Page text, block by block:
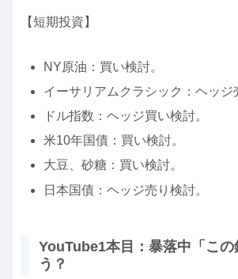
【短期投資】
NY原油：買い検討。
イーサリアムクラシック：ヘッジ
ドル指数：ヘッジ買い検討。
米10年国債：買い検討。
大豆、砂糖：買い検討。
日本国債：ヘッジ売り検討。
YouTube1本目：暴落中「この
う？